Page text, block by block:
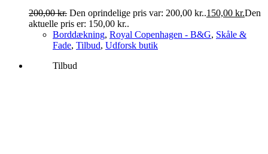
200,00kr. Den oprindelige pris var: 200,00 kr..150,00 kr.Den
aktuelle pris er: 150,00 kr..
Borddækning, Royal Copenhagen - B&G, Skåle &
Fade, Tilbud, Udforsk butik
Tilbud